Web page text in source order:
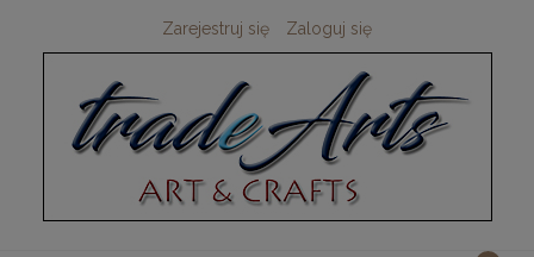
Zarejestruj się Zaloguj się